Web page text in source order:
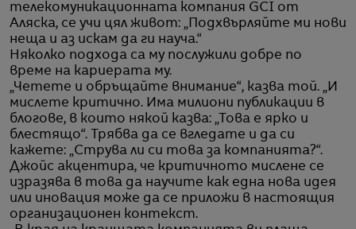
телекомуникационната компания GCI от
Аляска, се учи цял живот: „Подхвърляйте ми нови
неща и аз искам да ги науча.“
Няколко подхода са му послужили добре по
време на кариерата му.
„Четете и обръщайте внимание“, казва той. „И
мислете критично. Има милиони публикации в
блогове, в които някой казва: „Това е ярко и
блестящо“. Трябва да се вгледате и да си
кажете: „Струва ли си това за компанията?“.
Джойс акцентира, че критичното мислене се
изразява в това да научите как една нова идея
или иновация може да се приложи в настоящия
организационен контекст.